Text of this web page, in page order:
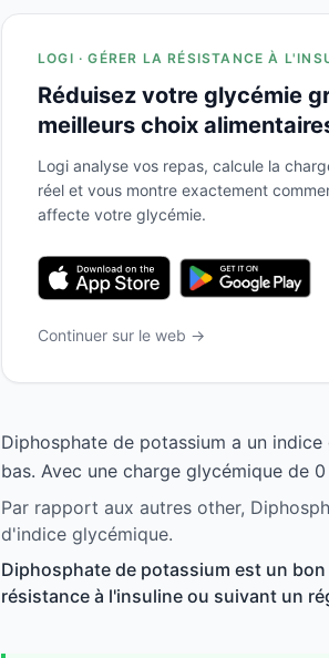
LOGI · GÉRER LA RÉSISTANCE À
Réduisez votre glycémie
meilleurs choix
Logi analyse vos repas, calcule la
réel et vous montre exactement
affecte votre glycémie.
Continuer sur le web →
Diphosphate de potassium a un
bas. Avec une charge glycémique de
Par rapport aux autres other,
d'indice glycémique.
Diphosphate de potassium est un
résistance à l'insuline ou suivant un